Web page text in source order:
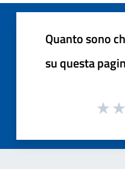
Quanto sono
su questa